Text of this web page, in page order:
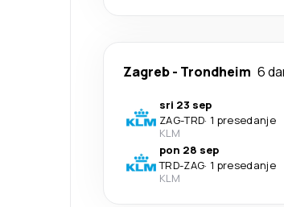
Zagreb- Trondheim 6
sri 23 sep
ZAG-TRD· 1 presedanje
KLM
pon 28 sep
TRD-ZAG· 1 presedanje
KLM